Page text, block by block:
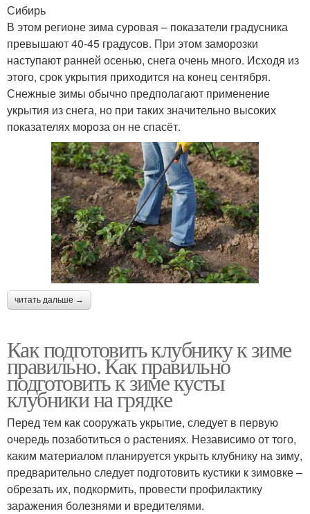
Сибирь
В этом регионе зима суровая – показатели градусника
превышают 40-45 градусов. При этом заморозки
наступают ранней осенью, снега очень много. Исходя из
этого, срок укрытия приходится на конец сентября.
Снежные зимы обычно предполагают применение
укрытия из снега, но при таких значительно высоких
показателях мороза он не спасёт.
читать дальше →
Как подготовить клубнику к зиме
правильно. Как правильно
подготовить к зиме кусты
клубники на грядке
Перед тем как сооружать укрытие, следует в первую
очередь позаботиться о растениях. Независимо от того,
каким материалом планируется укрыть клубнику на зиму,
предварительно следует подготовить кустики к зимовке –
обрезать их, подкормить, провести профилактику
заражения болезнями и вредителями.